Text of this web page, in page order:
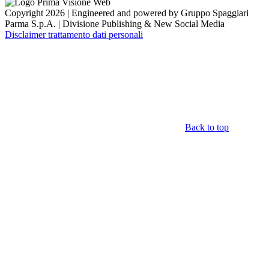
Copyright 2026 | Engineered and powered by Gruppo Spaggiari
Parma S.p.A. | Divisione Publishing & New Social Media
Disclaimer trattamento dati personali
Back to top